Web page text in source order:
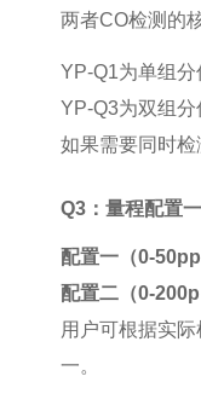
两者CO检测的
YP-Q1为单组
YP-Q3为双组
如果需要同时
Q3：量程配置
配置一（0-
配置二（0-
用户可根据实
一。